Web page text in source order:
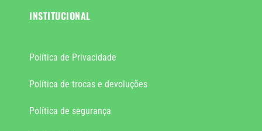
INSTITUCIONAL
Política de Privacidade
Política de trocas e devoluções
Política de segurança